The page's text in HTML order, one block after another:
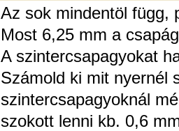
Az sok mindentöl függ,
Most 6,25 mm a
A szintercsapagyokat
Számold ki mit nyernél
szintercsapagyoknál
szokott lenni kb. 0,6